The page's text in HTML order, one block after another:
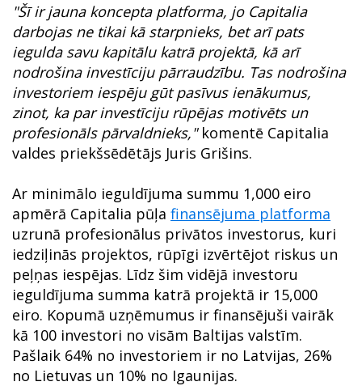
"Šī ir jauna koncepta platforma, jo Capitalia
darbojas ne tikai kā starpnieks, bet arī pats
iegulda savu kapitālu katrā projektā, kā arī
nodrošina investīciju pārraudzību. Tas nodrošina
investoriem iespēju gūt pasīvus ienākumus,
zinot, ka par investīciju rūpējas motivēts un
profesionāls pārvaldnieks," komentē Capitalia
valdes priekšsēdētājs Juris Grišins.
Ar minimālo ieguldījuma summu 1,000 eiro
apmērā Capitalia pūļa finansējuma platforma
uzrunā profesionālus privātos investorus, kuri
iedziļinās projektos, rūpīgi izvērtējot riskus un
peļņas iespējas. Līdz šim vidējā investoru
ieguldījuma summa katrā projektā ir 15,000
eiro. Kopumā uzņēmumus ir finansējuši vairāk
kā 100 investori no visām Baltijas valstīm.
Pašlaik 64% no investoriem ir no Latvijas, 26%
no Lietuvas un 10% no Igaunijas.